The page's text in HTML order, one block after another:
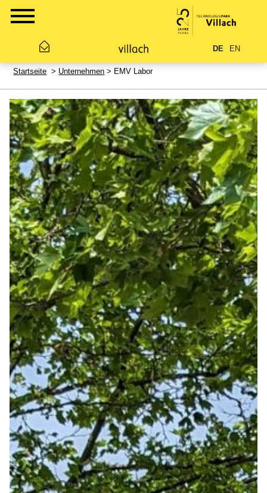
DE EN
Startseite > Unternehmen > EMV Labor